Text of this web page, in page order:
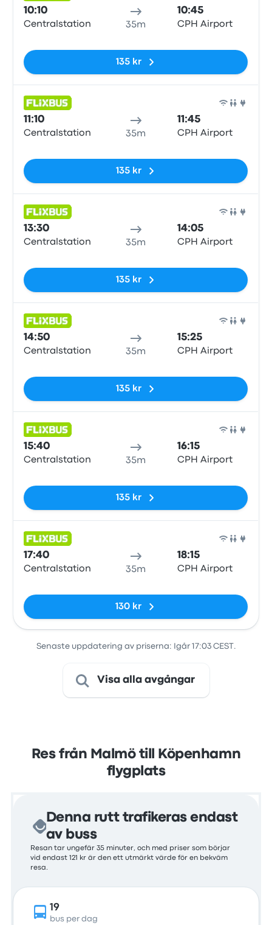
10:10
Centralstation 35m
10:45
CPH Airport
135 kr
11:10
Centralstation 35m
11:45
CPH Airport
135 kr
13:30
Centralstation 35m
14:05
CPH Airport
135 kr
14:50
Centralstation 35m
15:25
CPH Airport
135 kr
15:40
Centralstation 35m
16:15
CPH Airport
135 kr
17:40
Centralstation 35m
18:15
CPH Airport
130 kr
Senaste uppdatering av priserna: Igår 17:03 CEST.
Visa alla avgångar
Res från Malmö till Köpenhamn
flygplats
Denna rutt trafikeras endast
av buss
Resan tar ungefär 35 minuter, och med priser som börjar
vid endast 121 kr är den ett utmärkt värde för en bekväm
resa.
19
bus per dag